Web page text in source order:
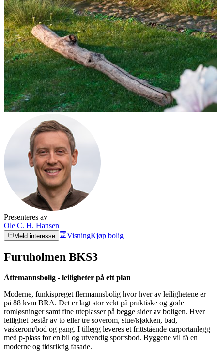
Presenteres av
Ole C. H. Hansen
Meld interesse VisningKjøp bolig
Furuholmen BKS3
Åttemannsbolig - leiligheter på ett plan
Moderne, funkispreget flermannsbolig hvor hver av leilighetene er
på 88 kvm BRA. Det er lagt stor vekt på praktiske og gode
romløsninger samt fine uteplasser på begge sider av boligen. Hver
leilighet består av to eller tre soverom, stue/kjøkken, bad,
vaskerom/bod og gang. I tillegg leveres et frittstående carportanlegg
med p-plass for en bil og utvendig sportsbod. Byggene vil få en
moderne og tidsriktig fasade.